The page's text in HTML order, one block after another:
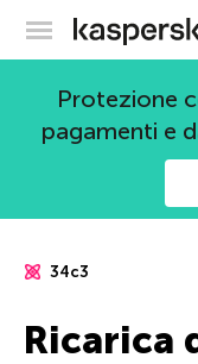
Protezione
pagamenti e
34c3
Ricarica